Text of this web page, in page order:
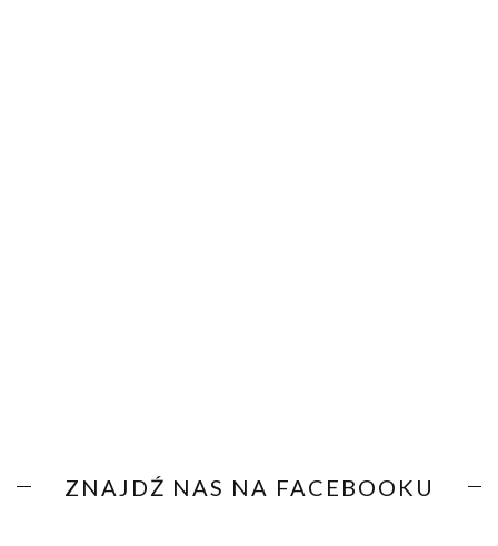
ZNAJDŹ NAS NA FACEBOOKU